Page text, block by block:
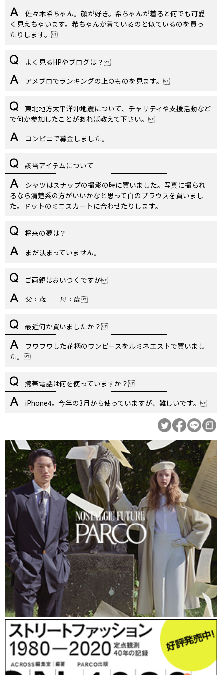
佐々木希ちゃん。顔が好き。希ちゃんが着ると何でも可愛
く見えちゃいます。希ちゃんが着ているのと似ているのを買っ
たりします。
よく見るHPやブログは？
アメブロでランキングの上のものを見ます。
東北地方太平洋沖地震について、チャリティや支援活動など
で何か参加したことがあれば教えて下さい。
コンビニで募金しました。
該当アイテムについて
シャツはスナップの撮影の時に買いました。写真に撮られ
るなら清楚系の方がいいかなと思って白のブラウスを買いまし
た。ドットのミニスカートに合わせたりします。
将来の夢は？
まだ決まっていません。
ご両親はおいつくですか
父：歳 母：歳
最近何か買いましたか？
フワフワした花柄のワンピースをルミネエストで買いまし
た。
携帯電話は何を使っていますか？
iPhone4。今年の3月から使っていますが、難しいです。